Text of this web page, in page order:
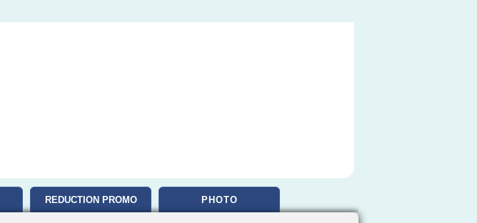
REDUCTION PROMO PHOTO